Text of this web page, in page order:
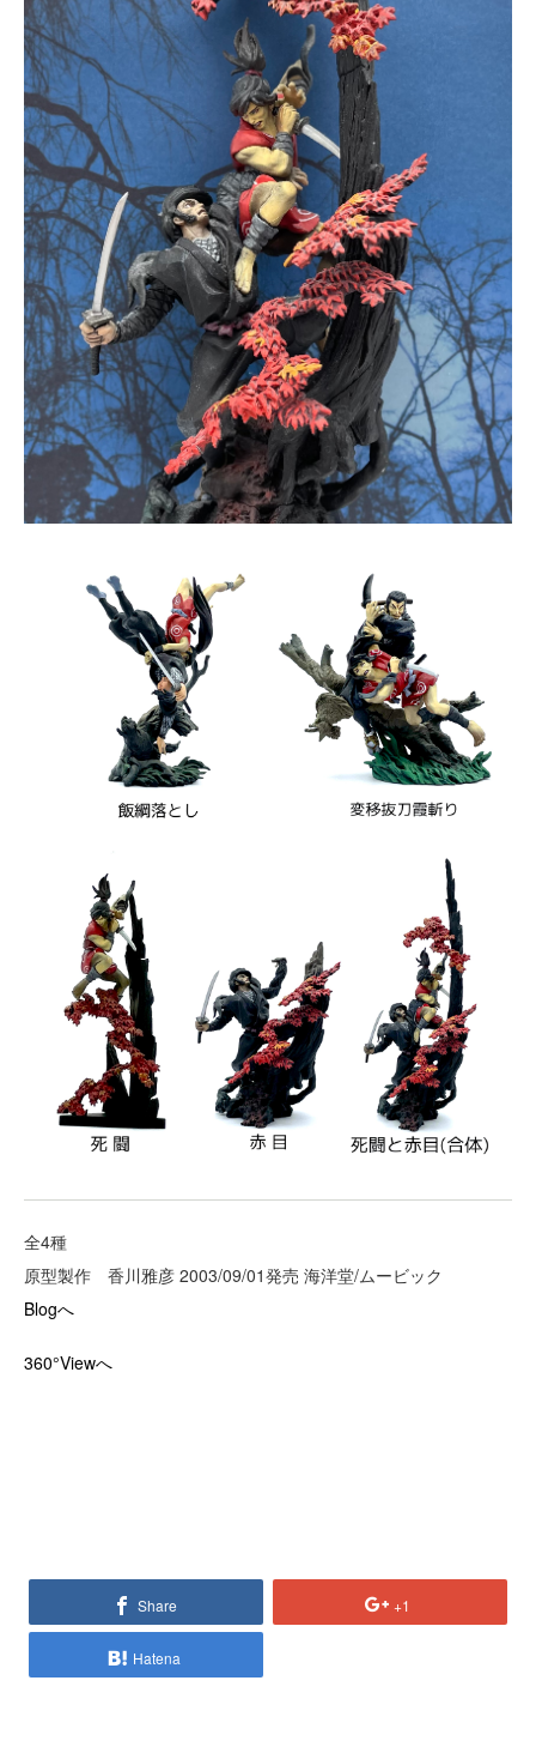
全4種
原型製作 香川雅彦 2003/09/01発売 海洋堂/ムービック
Blogへ
360°Viewへ
Share +1
Hatena